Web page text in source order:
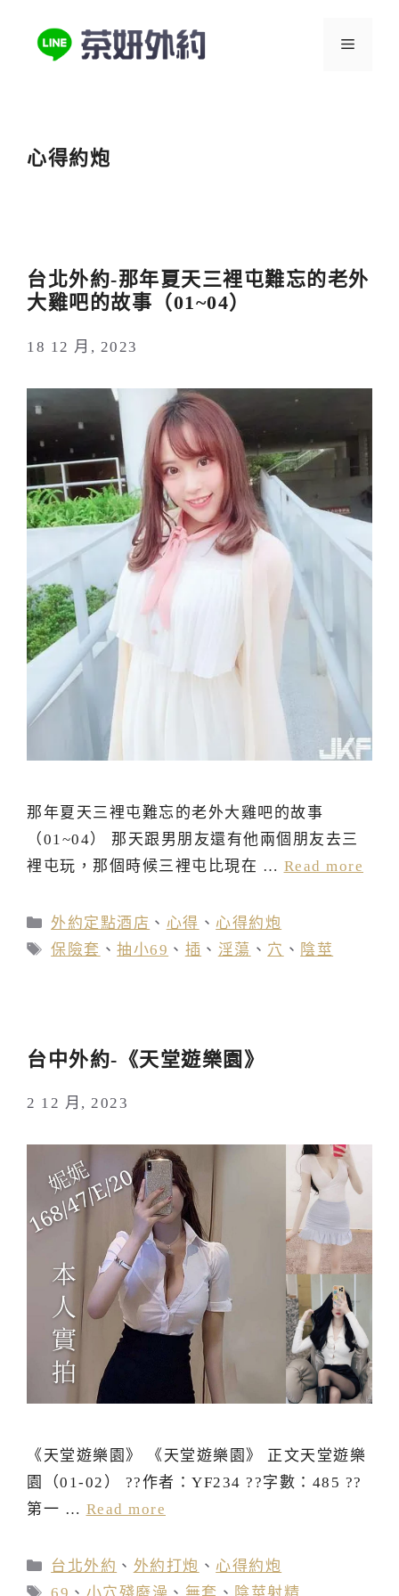
選
心得約炮
台北外約-那年夏天三裡屯難忘的老外
大雞吧的故事（01~04）
18 12 月, 2023
那年夏天三裡屯難忘的老外大雞吧的故事
（01~04） 那天跟男朋友還有他兩個朋友去三
裡屯玩，那個時候三裡屯比現在 … Read more
分
類
外約定點酒店 、 心得 、 心得約炮
標
保險套 、抽小69 、 插 、 淫蕩 、 穴 、 陰莖
台中外約-《天堂遊樂園》
2 12 月, 2023
《天堂遊樂園》 《天堂遊樂園》 正文天堂遊樂
園（01-02） ??作者：YF234 ??字數：485 ??
第一 … Read more
分
類
台北外約 、 外約打炮 、 心得約炮
標